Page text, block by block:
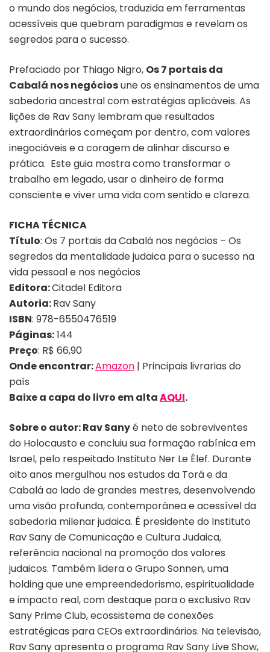
o mundo dos negócios, traduzida em ferramentas
acessíveis que quebram paradigmas e revelam os
segredos para o sucesso.
Prefaciado por Thiago Nigro, Os 7 portais da
Cabalá nos negóciosune os ensinamentos de uma
sabedoria ancestral com estratégias aplicáveis. As
lições de Rav Sany lembram que resultados
extraordinários começam por dentro, com valores
inegociáveis e a coragem de alinhar discurso e
prática. Este guia mostra como transformar o
trabalho em legado, usar o dinheiro de forma
consciente e viver uma vida com sentido e clareza.
FICHA TÉCNICA
Título: Os 7 portais da Cabalá nos negócios – Os
segredos da mentalidade judaica para o sucesso na
vida pessoal e nos negócios
Editora:Citadel Editora
Autoria:Rav Sany
ISBN: 978-6550476519
Páginas:144
Preço: R$ 66,90
Onde encontrar:Amazon | Principais livrarias do
país
Baixe a capa do livro em altaAQUI.
Sobre o autor:Rav Sanyé neto de sobreviventes
do Holocausto e concluiu sua formação rabínica em
Israel, pelo respeitado Instituto Ner Le Élef. Durante
oito anos mergulhou nos estudos da Torá e da
Cabalá ao lado de grandes mestres, desenvolvendo
uma visão profunda, contemporânea e acessível da
sabedoria milenar judaica. É presidente do Instituto
Rav Sany de Comunicação e Cultura Judaica,
referência nacional na promoção dos valores
judaicos. Também lidera o Grupo Sonnen, uma
holding que une empreendedorismo, espiritualidade
e impacto real, com destaque para o exclusivo Rav
Sany Prime Club, ecossistema de conexões
estratégicas para CEOs extraordinários. Na televisão,
Rav Sany apresenta o programa Rav Sany Live Show,